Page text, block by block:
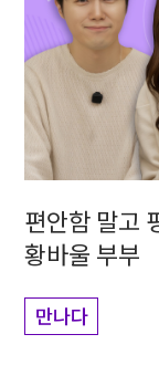
편안함 말고
황바울 부부
만나다